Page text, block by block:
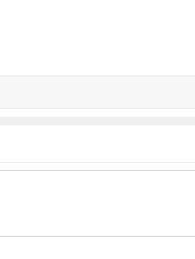
务或处于不正常经营状态的机
严格
眼CEO田维赢指出，广州网贷
4月25日前整改完成。从时间上
最后一环，广州在全国范围内
了“57号文”的要求，所不同的
贷机构及其主要股东、实际控
机构，将不予验收通过。”